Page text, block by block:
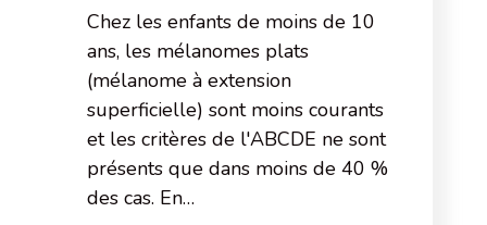
Chez les enfants de moins de 10
ans, les mélanomes plats
(mélanome à extension
superficielle) sont moins courants
et les critères de l'ABCDE ne sont
présents que dans moins de 40 %
des cas. En…